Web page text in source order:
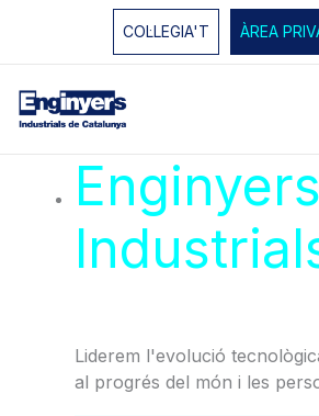
COL·LEGIA'T ÀREA
Enginyers
Liderem l'evolució
al progrés del món i les